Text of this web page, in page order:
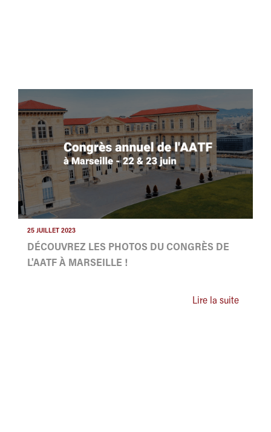
25 JUILLET 2023
DÉCOUVREZ LES PHOTOS DU CONGRÈS DE
L'AATF À MARSEILLE !
Lire la suite